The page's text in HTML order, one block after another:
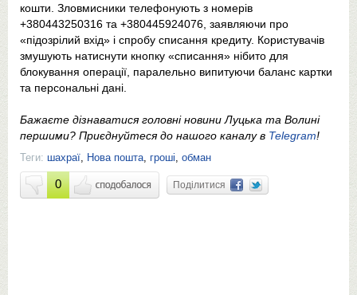
кошти. Зловмисники телефонують з номерів
+380443250316 та +380445924076, заявляючи про
«підозрілий вхід» і спробу списання кредиту. Користувачів
змушують натиснути кнопку «списання» нібито для
блокування операції, паралельно випитуючи баланс картки
та персональні дані.
Бажаєте дізнаватися головні новини Луцька та Волині
першими? Приєднуйтеся до нашого каналу в Telegram!
Теги: шахраї Нова пошта гроші обман
0 Поділитися